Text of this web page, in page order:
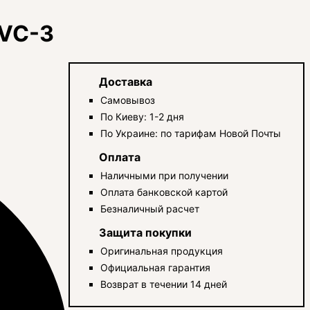
3
Доставка
Самовывоз
По Киеву: 1-2 дня
По Украине: по тарифам Новой Почты
Оплата
Наличными при получении
Оплата банковской картой
Безналичный расчет
Защита покупки
Оригинальная продукция
Официальная гарантия
Возврат в течении 14 дней